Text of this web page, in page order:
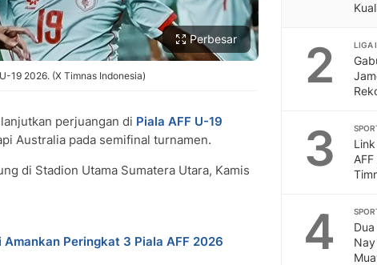
Perbesar
19 2026. (X Timnas Indonesia)
perjuangan di Piala AFF U-19
Australia pada semifinal turnamen.
di Stadion Utama Sumatera Utara, Kamis
Peringkat 3 Piala AFF 2026
2 LIGA
3
4